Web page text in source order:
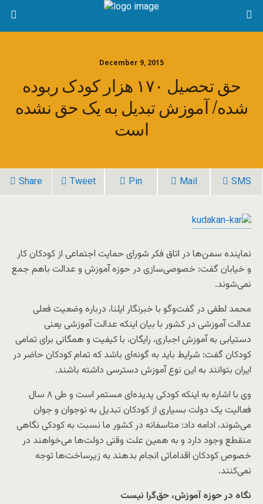
December 9, 2015
حق تحصیل ۱۷۰ هزار کودک ربوده
شده/ آموزش تبدیل به یک حق نشده
است
Share Tweet Pin Mail SMS
نماینده سمن‌ها در اتاق فکر شورای حمایت اجتماعی از کودکان کار
و خیابان گفت: خصوصی‌سازی در حوزه آموزش و عدالت باهم جمع
نمی‌شوند.
محمد لطفی در گفت‌وگو با خبرنگار ایلنا، درباره وضعیت فعلی
عدالت آموزشی در کشور با بیان اینکه عدالت آموزشی یعنی
دستیابی به آموزش اجباری، رایگان، با کیفیت و همگانی برای تمامی
کودکان گفت: شرایط باید به گونه‌ای باشد که تمام کودکان حاضر در
ایران بتوانند به این نوع آموزش دسترسی داشته باشند.
وی با اشاره به اینکه کودکی پدیده‌ای مستمر است و طی ۸ سال
فعالیت یک دولت بسیاری از کودکان تبدیل به نوجوان و جوان
می‌شوند، ادامه داد: متاسفانه در کشور ما نسبت به کودکی نگاهی
منقطع وجود دارد و به همین علت وقتی دولت‌ها می‌خواهند در
خصوص کودکان اقداماتی انجام بدهند به زیرساخت‌ها توجه
نمی‌کنند.
نگاه در حوزه آموزش، حق‌گرا نیست